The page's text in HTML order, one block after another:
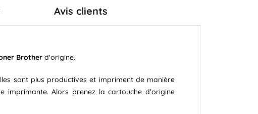
Avis clients
Brother d'origine.
sont plus productives et impriment de manière
imprimante. Alors prenez la cartouche d'origine